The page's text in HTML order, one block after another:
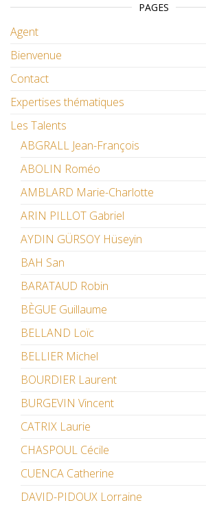
PAGES
Agent
Bienvenue
Contact
Expertises thématiques
Les Talents
ABGRALL Jean-François
ABOLIN Roméo
AMBLARD Marie-Charlotte
ARIN PILLOT Gabriel
AYDIN GÜRSOY Hüseyin
BAH San
BARATAUD Robin
BÈGUE Guillaume
BELLAND Loïc
BELLIER Michel
BOURDIER Laurent
BURGEVIN Vincent
CATRIX Laurie
CHASPOUL Cécile
CUENCA Catherine
DAVID-PIDOUX Lorraine